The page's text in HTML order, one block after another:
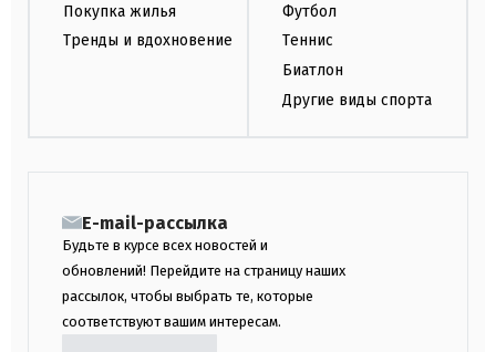
Покупка жилья
Тренды и вдохновение
Футбол
Теннис
Биатлон
Другие виды спорта
E-mail-рассылка
Будьте в курсе всех новостей и
обновлений! Перейдите на страницу наших
рассылок, чтобы выбрать те, которые
соответствуют вашим интересам.